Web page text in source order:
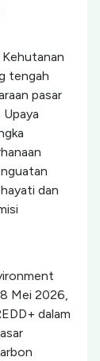
Kehutanan
tengah
pasar
dan
Mei 2026,
dalam